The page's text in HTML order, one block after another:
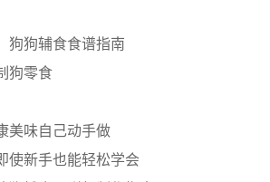
狗狗辅食食谱指南
狗零食
美味自己动手做
使新手也能轻松学会